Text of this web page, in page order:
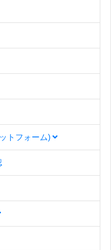
トフォーム)